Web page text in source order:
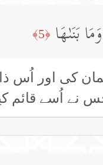
بَنَىٰهَا ﴿5﴾
کی اور اُس
نے اُسے قائم